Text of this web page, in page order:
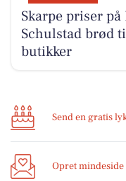
Skarpe priser
Schulstad brød
butikker
Send en gratis
Opret mindeside